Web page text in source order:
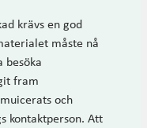
krävs en god
måste nå
besöka
fram
och
kontaktperson. Att